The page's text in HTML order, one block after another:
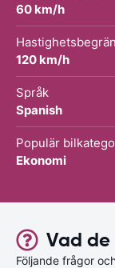
60 km/h
120 km/h
Språk
Spanish
Populär
Ekonomi
Vad
Följande frågor